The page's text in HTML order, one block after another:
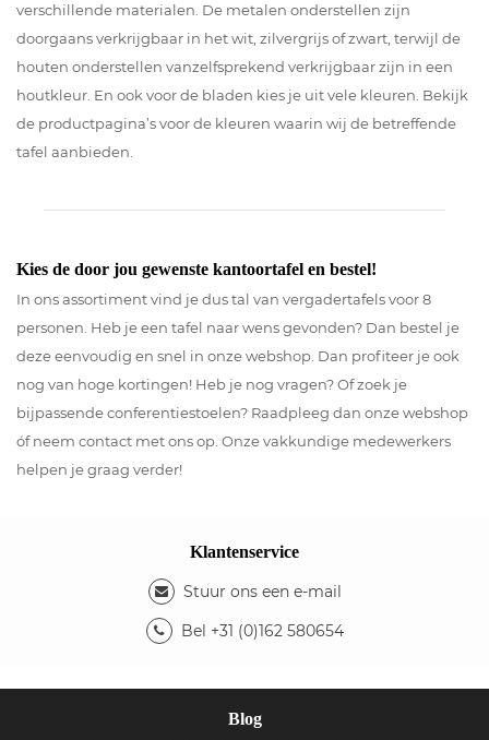
verschillende materialen. De metalen onderstellen zijn
doorgaans verkrijgbaar in het wit, zilvergrijs of zwart, terwijl de
houten onderstellen vanzelfsprekend verkrijgbaar zijn in een
houtkleur. En ook voor de bladen kies je uit vele kleuren. Bekijk
de productpagina’s voor de kleuren waarin wij de betreffende
tafel aanbieden.
Kies de door jou gewenste kantoortafel en bestel!
In ons assortiment vind je dus tal van vergadertafels voor 8
personen. Heb je een tafel naar wens gevonden? Dan bestel je
deze eenvoudig en snel in onze webshop. Dan profiteer je ook
nog van hoge kortingen! Heb je nog vragen? Of zoek je
bijpassende conferentiestoelen? Raadpleeg dan onze webshop
óf neem contact met ons op. Onze vakkundige medewerkers
helpen je graag verder!
Klantenservice
Stuur ons een e-mail
Bel +31 (0)162 580654
Blog